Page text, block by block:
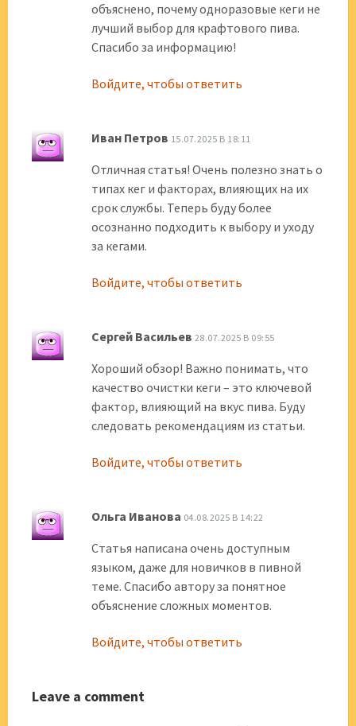
объяснено, почему одноразовые кеги не
лучший выбор для крафтового пива.
Спасибо за информацию!
Войдите, чтобы ответить
Иван Петров 15.07.2025 В 18:11
Отличная статья! Очень полезно знать о
типах кег и факторах, влияющих на их
срок службы. Теперь буду более
осознанно подходить к выбору и уходу
за кегами.
Войдите, чтобы ответить
Сергей Васильев 28.07.2025 В 09:55
Хороший обзор! Важно понимать, что
качество очистки кеги – это ключевой
фактор, влияющий на вкус пива. Буду
следовать рекомендациям из статьи.
Войдите, чтобы ответить
Ольга Иванова 04.08.2025 В 14:22
Статья написана очень доступным
языком, даже для новичков в пивной
теме. Спасибо автору за понятное
объяснение сложных моментов.
Войдите, чтобы ответить
Leave a comment